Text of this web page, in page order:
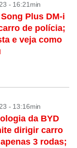
- 16:21min
Plus DM-i
de polícia;
e veja como
- 13:16min
da BYD
dirigir carro
3 rodas;